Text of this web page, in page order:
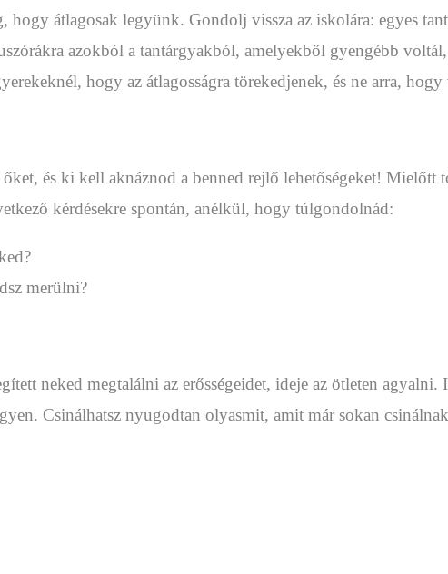
hogy átlagosak legyünk. Gondolj vissza az iskolára: egyes
azokból a tantárgyakból, amelyekből gyengébb
hogy az átlagosságra törekedjenek, és ne arra,
és ki kell aknáznod a benned rejlő lehetőségeket!
kérdésekre spontán, anélkül, hogy túlgondolnád:
merülni?
neked megtalálni az erősségeidet, ideje az ötleten
Csinálhatsz nyugodtan olyasmit, amit már sokan